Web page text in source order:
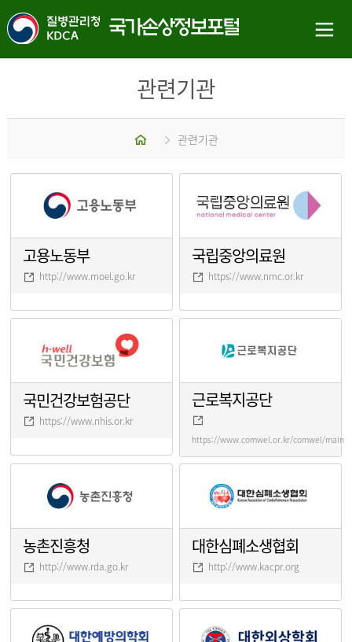
관련기관
홈 관련기관
고용노동부
http://www.moel.go.kr
국립중앙의료원
https://www.nmc.or.kr
국민건강보험공단
https://www.nhis.or.kr
근로복지공단
https://www.comwel.or.kr/comwel/
농촌진흥청
http://www.rda.go.kr
대한심폐소생협회
http://www.kacpr.org